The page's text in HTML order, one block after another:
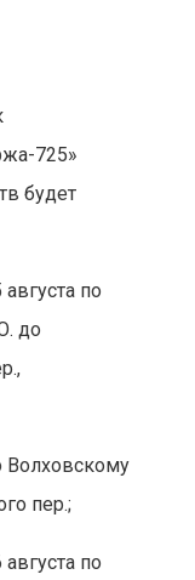
725»
будет
по
до
Волховскому
пер.;
по